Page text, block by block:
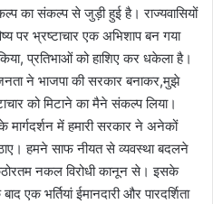
का संकल्प से जुड़ी हुई है। राज्यवासियों
पर भ्रष्टाचार एक अभिशाप बन गया
प्रतिभाओं को हाशिए कर धकेला है।
ने भाजपा की सरकार बनाकर,मुझे
को मिटाने का मैने संकल्प लिया।
में हमारी सरकार ने अनेकों
हमने साफ नीयत से व्यवस्था बदलने
नकल विरोधी कानून से। इसके
भर्तियां ईमानदारी और पारदर्शिता